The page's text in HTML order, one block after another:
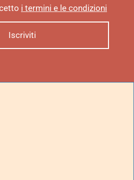
i termini e le condizioni